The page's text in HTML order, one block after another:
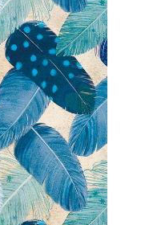
レザーケア用品